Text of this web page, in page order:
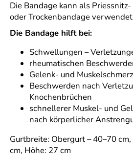
Die Bandage kann als
oder Trockenbandage
Die Bandage hilft bei:
Schwellungen –
rheumatischen
Gelenk- und
Beschwerden nach
Knochenbrüchen
schnellerer Muskel- und
nach körperlicher
Gurtbreite: Obergurt – 40–70
cm, Höhe: 27 cm
r
e
m